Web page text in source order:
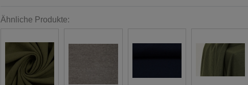
Ähnliche Produkte: